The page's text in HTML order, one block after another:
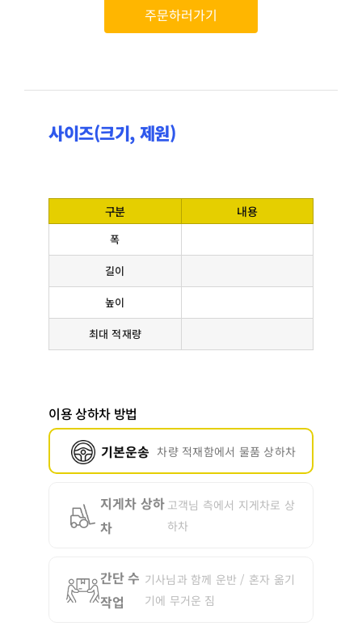
주문하러가기
사이즈(크기, 제원)
구분 내용
폭
길이
높이
최대 적재량
이용 상하차 방법
기본운송 차량 적재함에서 물품 상하차
지게차 상하
차
고객님 측에서 지게차로 상
하차
간단 수
작업
기사님과 함께 운반 / 혼자 옮기
기에 무거운 짐